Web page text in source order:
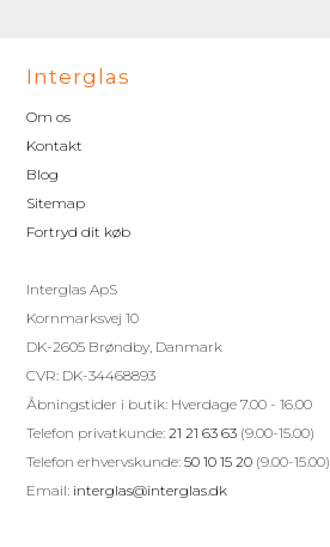
Interglas
Om os
Kontakt
Blog
Sitemap
Fortryd dit køb
Interglas ApS
Kornmarksvej 10
DK-2605 Brøndby, Danmark
CVR: DK-34468893
Åbningstider i butik: Hverdage 7.00 - 16.00
Telefon privatkunde:21 21 63 63 (9.00-15.00)
Telefon erhvervskunde:50 10 15 20 (9.00-15.00)
Email: interglas@interglas.dk